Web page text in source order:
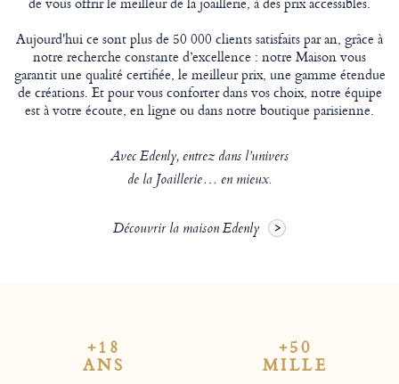
Aujourd'hui ce sont plus de 50 000 clients satisfaits par an, grâce à
notre recherche constante d’excellence : notre Maison vous
garantit une qualité certifiée, le meilleur prix, une gamme étendue
de créations. Et pour vous conforter dans vos choix, notre équipe
est à votre écoute, en ligne ou dans notre boutique parisienne.
Avec Edenly, entrez dans l’univers
de la Joaillerie… en mieux.
Découvrir la maison Edenly
+18
ANS
+50
MILLE